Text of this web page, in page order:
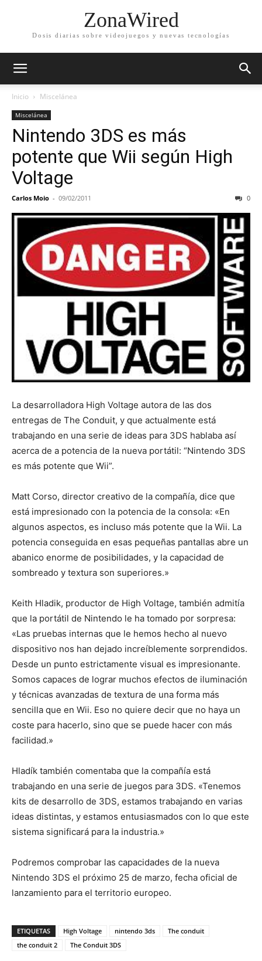
ZonaWired
Dosis diarias sobre videojuegos y nuevas tecnologías
Inicio Miscelánea
Miscelánea
Nintendo 3DS es más
potente que Wii según High
Voltage
Carlos Moio - 09/02/2011 0
La desarrolladora High Voltage autora de las dos
entregas de The Conduit, y que actualmente está
trabajando en una serie de ideas para 3DS hablaba así
acerca de a potencia de la nueva portátil: “Nintendo 3DS
es más potente que Wii”.
Matt Corso, director creativo de la compañía, dice que
está impresionado con la potencia de la consola: «En
algunos aspectos, es incluso más potente que la Wii. La
potencia conseguida en esas pequeñas pantallas abre un
abanico enorme de posibilidades, y la capacidad de
sombreado y textura son superiores.»
Keith Hladik, productor de High Voltage, también admitía
que la portátil de Nintendo le ha tomado por sorpresa:
«Las pruebas internas que le hemos hecho al nuevo
dispositivo nos han dejado increíblemente sorprendidos.
Desde un punto estrictamente visual es impresionante.
Somos capaces de lograr muchos efectos de iluminación
y técnicas avanzadas de textura de una forma más
sencilla que en Wii. Eso no quiere decir que no haya un
coste para hacerlo, sino que se puede hacer con más
facilidad.»
Hladík también comentaba que la compañía está
trabajando en una serie de juegos para 3DS. «Tenemos
kits de desarrollo de 3DS, estamos trabajando en varias
ideas distintas, y estamos entusiasmados con lo que este
sistema significará para la industria.»
Podremos comprobar las capacidades de la nueva
Nintendo 3DS el próximo 25 de marzo, fecha oficial de
lanzamiento para el territorio europeo.
ETIQUETAS High Voltage nintendo 3ds
The conduit
the conduit 2
The Conduit 3DS